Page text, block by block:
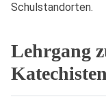
Schulstandorten.
Lehrgang